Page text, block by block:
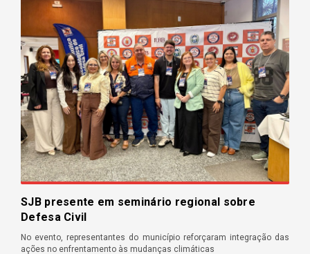
SJB presente em seminário regional sobre
Defesa Civil
No evento, representantes do município reforçaram integração das
ações no enfrentamento às mudanças climáticas